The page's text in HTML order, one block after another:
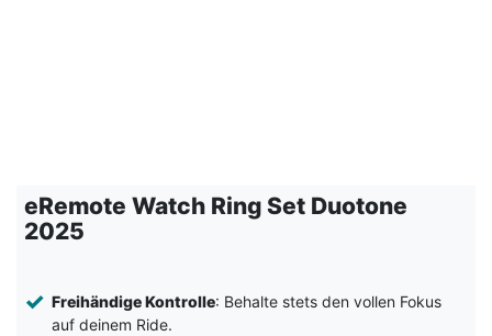
eRemote Watch Ring Set Duotone
2025
Freihändige Kontrolle: Behalte stets den vollen Fokus
auf deinem Ride.